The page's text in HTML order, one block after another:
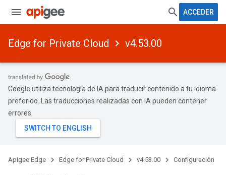
ACCEDER
Edge for Private Cloud v4.53.00
Google utiliza tecnología de IA para traducir contenido a tu idioma
preferido. Las traducciones realizadas con IA pueden contener
errores.
Apigee Edge Edge for Private Cloud v4.53.00 Configuración